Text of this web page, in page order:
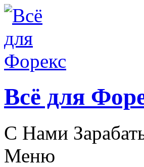
Всё для
С Нами
Меню